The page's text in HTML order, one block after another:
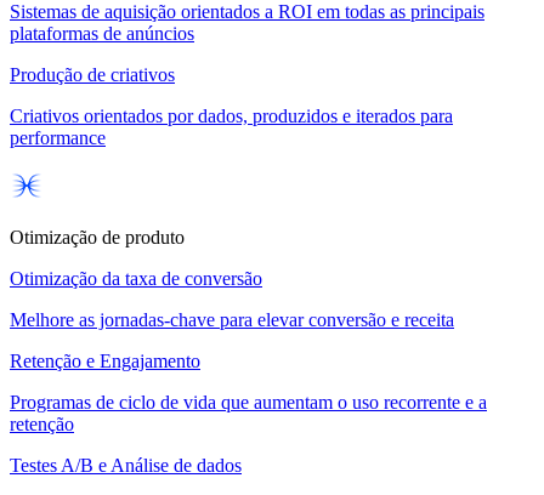
Sistemas de aquisição orientados a ROI em todas as principais
plataformas de anúncios
Produção de criativos
Criativos orientados por dados, produzidos e iterados para
performance
Otimização de produto
Otimização da taxa de conversão
Melhore as jornadas-chave para elevar conversão e receita
Retenção e Engajamento
Programas de ciclo de vida que aumentam o uso recorrente e a
retenção
Testes A/B e Análise de dados